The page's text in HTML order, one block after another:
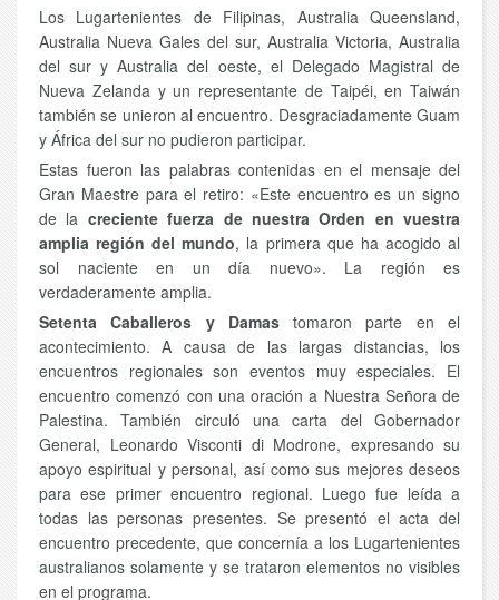
Los Lugartenientes de Filipinas, Australia Queensland,
Australia Nueva Gales del sur, Australia Victoria, Australia
del sur y Australia del oeste, el Delegado Magistral de
Nueva Zelanda y un representante de Taipéi, en Taiwán
también se unieron al encuentro. Desgraciadamente Guam
y África del sur no pudieron participar.
Estas fueron las palabras contenidas en el mensaje del
Gran Maestre para el retiro: «Este encuentro es un signo
de la creciente fuerza de nuestra Orden en vuestra
amplia región del mundo, la primera que ha acogido al
sol naciente en un día nuevo». La región es
verdaderamente amplia.
Setenta Caballeros y Damastomaron parte en el
acontecimiento. A causa de las largas distancias, los
encuentros regionales son eventos muy especiales. El
encuentro comenzó con una oración a Nuestra Señora de
Palestina. También circuló una carta del Gobernador
General, Leonardo Visconti di Modrone, expresando su
apoyo espiritual y personal, así como sus mejores deseos
para ese primer encuentro regional. Luego fue leída a
todas las personas presentes. Se presentó el acta del
encuentro precedente, que concernía a los Lugartenientes
australianos solamente y se trataron elementos no visibles
en el programa.